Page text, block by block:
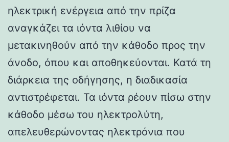
ηλεκτρική ενέργεια από την πρίζα
αναγκάζει τα ιόντα λιθίου να
μετακινηθούν από την κάθοδο προς την
άνοδο, όπου και αποθηκεύονται. Κατά τη
διάρκεια της οδήγησης, η διαδικασία
αντιστρέφεται. Τα ιόντα ρέουν πίσω στην
κάθοδο μέσω του ηλεκτρολύτη,
απελευθερώνοντας ηλεκτρόνια που